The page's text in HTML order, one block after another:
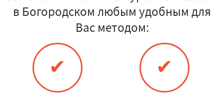
в Богородском любым удобным для
Вас методом:
✔ ✔